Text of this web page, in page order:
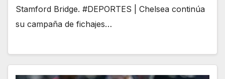
Stamford Bridge. #DEPORTES | Chelsea continúa
su campaña de fichajes…